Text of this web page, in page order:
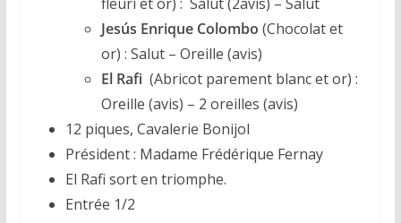
Jesús Enrique Colombo (Chocolat et
or) : Salut – Oreille (avis)
El Rafi (Abricot parement blanc et or) :
Oreille (avis) – 2 oreilles (avis)
12 piques, Cavalerie Bonijol
Président : Madame Frédérique Fernay
El Rafi sort en triomphe.
Entrée 1/2